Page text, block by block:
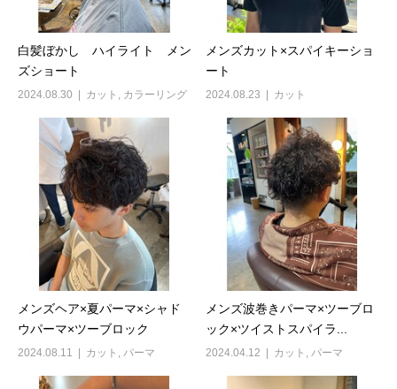
白髪ぼかし ハイライト メン
ズショート
2024.08.30 カット , カラーリング
メンズカット×スパイキーショ
ート
2024.08.23 カット
メンズヘア×夏パーマ×シャド
ウパーマ×ツーブロック
2024.08.11 カット , パーマ
メンズ波巻きパーマ×ツーブロ
ック×ツイストスパイラ...
2024.04.12 カット , パーマ